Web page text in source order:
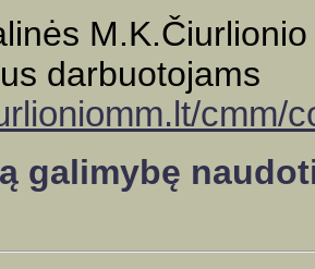
darbuotojams
cmm/
galimybę